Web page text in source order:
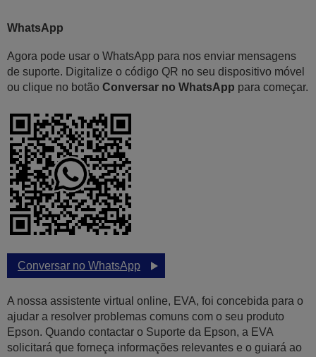
WhatsApp
Agora pode usar o WhatsApp para nos enviar mensagens
de suporte. Digitalize o código QR no seu dispositivo móvel
ou clique no botão Conversar no WhatsApp para começar.
Conversar no WhatsApp
A nossa assistente virtual online, EVA, foi concebida para o
ajudar a resolver problemas comuns com o seu produto
Epson. Quando contactar o Suporte da Epson, a EVA
solicitará que forneça informações relevantes e o guiará ao